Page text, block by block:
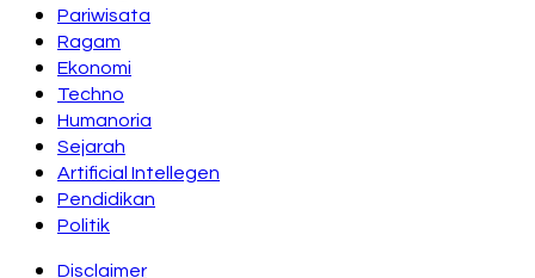
Pariwisata
Ragam
Ekonomi
Techno
Humanoria
Sejarah
Artificial Intellegen
Pendidikan
Politik
Disclaimer